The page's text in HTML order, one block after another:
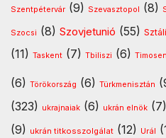
Szentpétervár (9) Szevasztopol (8)
Szocsi (8) Szovjetunió (55)
(11) Taskent (7) Tbiliszi (6)
(6) Törökország (6) Türkmenisztán
(323) ukrajnaiak (6) ukrán elnök (7)
(9) ukrán titkosszolgálat (12) Urál